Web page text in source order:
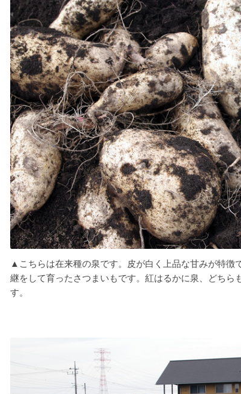
▲こちらは在来種の泉です。皮が白く上品な甘みが特徴
継をして育ったさつまいもです。紅はるかに泉、どちら
す。